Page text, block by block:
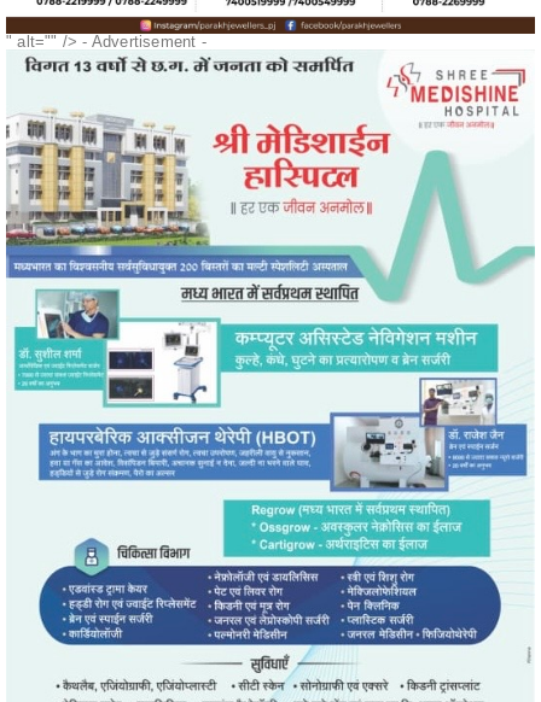
" alt="" />- Advertisement -